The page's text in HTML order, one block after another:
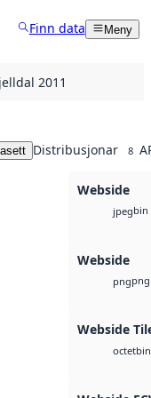
Finn data Meny
2011
Distribusjonar 8
Webside
jpegbin
Webside
pngpng
Webside
octetbin